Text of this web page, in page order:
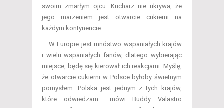
swoim zmarłym ojcu. Kucharz nie ukrywa, że
jego marzeniem jest otwarcie cukierni na
każdym kontynencie.
– W Europie jest mnóstwo wspaniałych krajów
i wielu wspaniałych fanów, dlatego wybierając
miejsce, będę się kierował ich reakcjami. Myślę,
że otwarcie cukierni w Polsce byłoby świetnym
pomysłem. Polska jest jednym z tych krajów,
które odwiedzam– mówi Buddy Valastro